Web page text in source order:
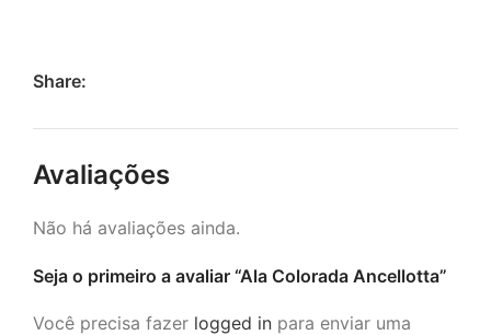
Share:
Avaliações
Não há avaliações ainda.
Seja o primeiro a avaliar “Ala Colorada Ancellotta”
Você precisa fazer logged in para enviar uma